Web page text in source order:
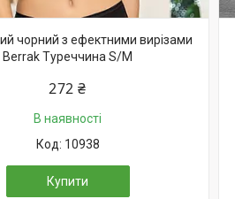
чорний з ефектними вирізами
Berrak Туреччина S/M
272 ₴
В наявності
10938
Купити